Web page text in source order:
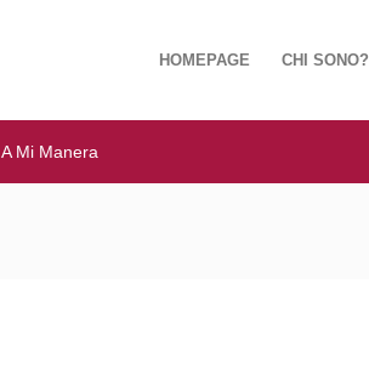
HOMEPAGE CHI SONO?
A Mi Manera